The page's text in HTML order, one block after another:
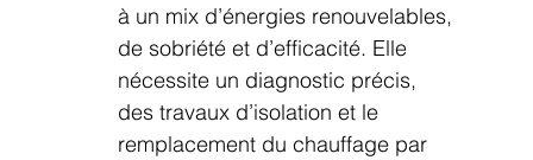
à un mix d’énergies renouvelables,
de sobriété et d’efficacité. Elle
nécessite un diagnostic précis,
des travaux d’isolation et le
remplacement du chauffage par